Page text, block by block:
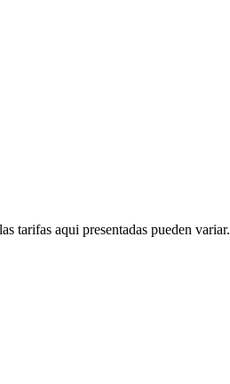
tarifas aqui presentadas pueden variar.